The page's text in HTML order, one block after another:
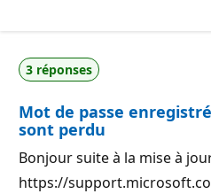
p
u
t
t
i
o
s
d
e
é
p
u
a
t
3 réponses
Mot de passe
sont perdu
Bonjour suite à la mise à
https://